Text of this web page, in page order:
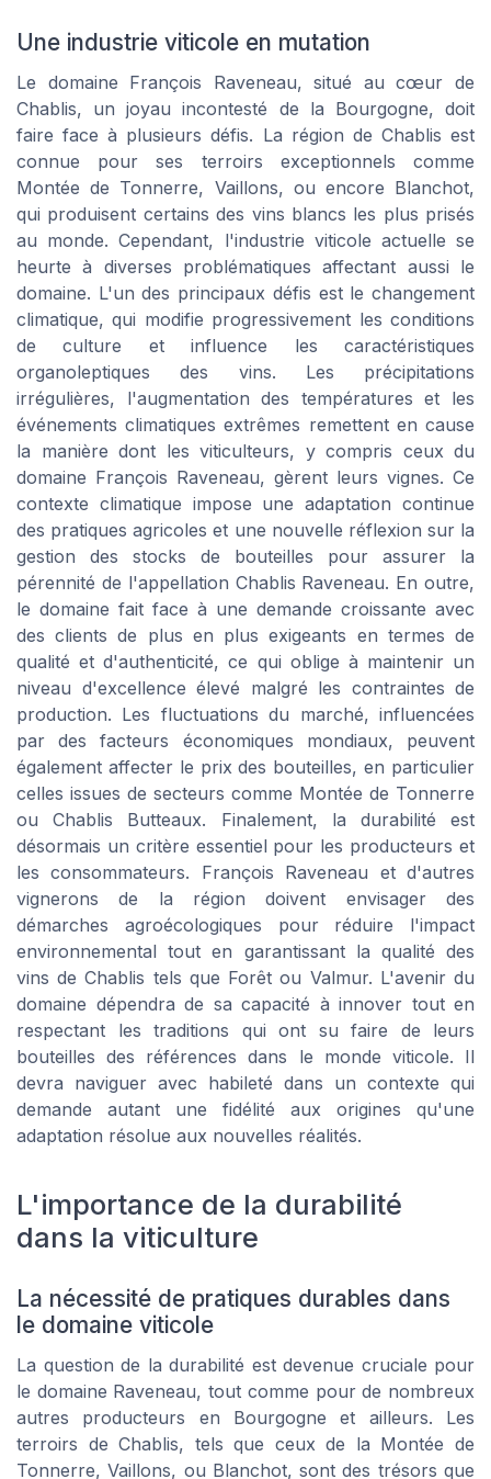
Une industrie viticole en mutation
Le domaine François Raveneau, situé au cœur de
Chablis, un joyau incontesté de la Bourgogne, doit
faire face à plusieurs défis. La région de Chablis est
connue pour ses terroirs exceptionnels comme
Montée de Tonnerre, Vaillons, ou encore Blanchot,
qui produisent certains des vins blancs les plus prisés
au monde. Cependant, l'industrie viticole actuelle se
heurte à diverses problématiques affectant aussi le
domaine. L'un des principaux défis est le changement
climatique, qui modifie progressivement les conditions
de culture et influence les caractéristiques
organoleptiques des vins. Les précipitations
irrégulières, l'augmentation des températures et les
événements climatiques extrêmes remettent en cause
la manière dont les viticulteurs, y compris ceux du
domaine François Raveneau, gèrent leurs vignes. Ce
contexte climatique impose une adaptation continue
des pratiques agricoles et une nouvelle réflexion sur la
gestion des stocks de bouteilles pour assurer la
pérennité de l'appellation Chablis Raveneau. En outre,
le domaine fait face à une demande croissante avec
des clients de plus en plus exigeants en termes de
qualité et d'authenticité, ce qui oblige à maintenir un
niveau d'excellence élevé malgré les contraintes de
production. Les fluctuations du marché, influencées
par des facteurs économiques mondiaux, peuvent
également affecter le prix des bouteilles, en particulier
celles issues de secteurs comme Montée de Tonnerre
ou Chablis Butteaux. Finalement, la durabilité est
désormais un critère essentiel pour les producteurs et
les consommateurs. François Raveneau et d'autres
vignerons de la région doivent envisager des
démarches agroécologiques pour réduire l'impact
environnemental tout en garantissant la qualité des
vins de Chablis tels que Forêt ou Valmur. L'avenir du
domaine dépendra de sa capacité à innover tout en
respectant les traditions qui ont su faire de leurs
bouteilles des références dans le monde viticole. Il
devra naviguer avec habileté dans un contexte qui
demande autant une fidélité aux origines qu'une
adaptation résolue aux nouvelles réalités.
L'importance de la durabilité
dans la viticulture
La nécessité de pratiques durables dans
le domaine viticole
La question de la durabilité est devenue cruciale pour
le domaine Raveneau, tout comme pour de nombreux
autres producteurs en Bourgogne et ailleurs. Les
terroirs de Chablis, tels que ceux de la Montée de
Tonnerre, Vaillons, ou Blanchot, sont des trésors que